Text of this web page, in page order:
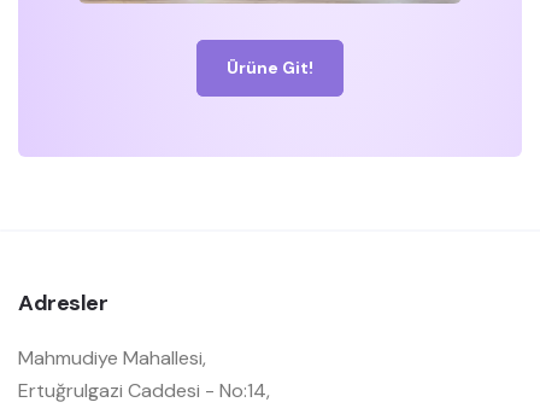
Ürüne Git!
Adresler
Mahmudiye Mahallesi,
Ertuğrulgazi Caddesi - No:14,